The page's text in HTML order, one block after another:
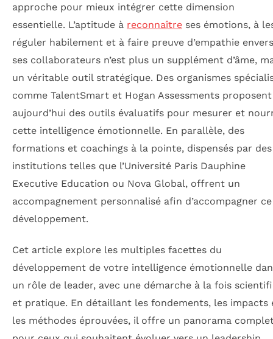
approche pour mieux intégrer cette dimension
essentielle. L’aptitude à reconnaître ses émotions, à
réguler habilement et à faire preuve d’empathie envers
ses collaborateurs n’est plus un supplément d’âme,
un véritable outil stratégique. Des organismes
comme TalentSmart et Hogan Assessments proposent
aujourd’hui des outils évaluatifs pour mesurer et
cette intelligence émotionnelle. En parallèle, des
formations et coachings à la pointe, dispensés par des
institutions telles que l’Université Paris Dauphine
Executive Education ou Nova Global, offrent un
accompagnement personnalisé afin d’accompagner ce
développement.
Cet article explore les multiples facettes du
développement de votre intelligence émotionnelle
un rôle de leader, avec une démarche à la fois
et pratique. En détaillant les fondements, les impacts
les méthodes éprouvées, il offre un panorama